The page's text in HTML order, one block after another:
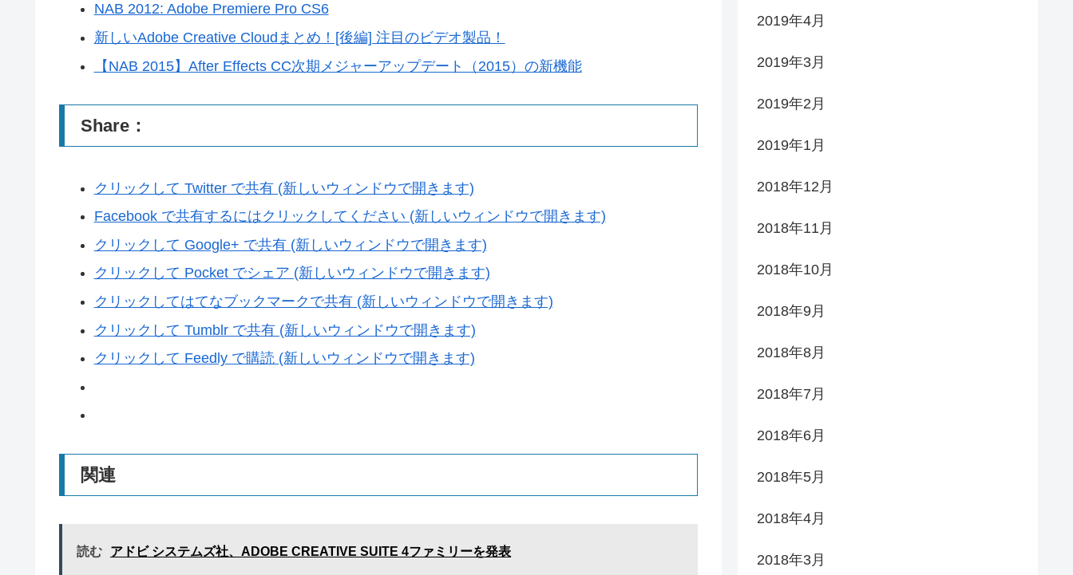
NAB 2012: Adobe Premiere Pro CS6
新しいAdobe Creative Cloudまとめ！[後編] 注目のビデオ製品！
【NAB 2015】After Effects CC次期メジャーアップデート（2015）の新機能
Share：
クリックして Twitter で共有 (新しいウィンドウで開きます)
Facebook で共有するにはクリックしてください (新しいウィンドウで開きます)
クリックして Google+ で共有 (新しいウィンドウで開きます)
クリックして Pocket でシェア (新しいウィンドウで開きます)
クリックしてはてなブックマークで共有 (新しいウィンドウで開きます)
クリックして Tumblr で共有 (新しいウィンドウで開きます)
クリックして Feedly で購読 (新しいウィンドウで開きます)
関連
読む アドビ システムズ社、ADOBE CREATIVE SUITE 4ファミリーを発表
2019年4月
2019年3月
2019年2月
2019年1月
2018年12月
2018年11月
2018年10月
2018年9月
2018年8月
2018年7月
2018年6月
2018年5月
2018年4月
2018年3月